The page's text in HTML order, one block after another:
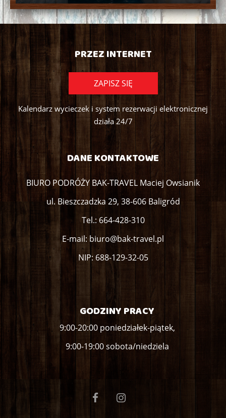
PRZEZ INTERNET
ZAPISZ SIĘ
Kalendarz wycieczek i system rezerwacji elektronicznej
działa 24/7
DANE KONTAKTOWE
BIURO PODRÓŻY BAK-TRAVEL Maciej Owsianik
ul. Bieszczadzka 29, 38-606 Baligród
Tel.: 664-428-310
E-mail: biuro@bak-travel.pl
NIP: 688-129-32-05
GODZINY PRACY
9:00-20:00 poniedziałek-piątek,
9:00-19:00 sobota/niedziela